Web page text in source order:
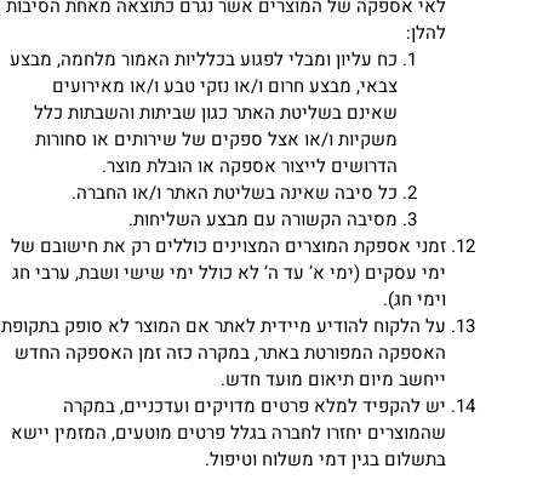
לאי אספקה של המוצרים אשר נגרם כתוצאה מאחת הסיבות
להלן:
כח עליון ומבלי לפגוע בכלליות האמור מלחמה, מבצע
צבאי, מבצע חרום ו/או נזקי טבע ו/או מאירועים
שאינם בשליטת האתר כגון שביתות והשבתות כלל
משקיות ו/או אצל ספקים של שירותים או סחורות
הדרושים לייצור אספקה או הובלת מוצר.
כל סיבה שאינה בשליטת האתר ו/או החברה.
מסיבה הקשורה עם מבצע השליחות.
זמני אספקת המוצרים המצוינים כוללים רק את חישובם של
ימי עסקים (ימי א’ עד ה’ לא כולל ימי שישי ושבת, ערבי חג
וימי חג).
על הלקוח להודיע מיידית לאתר אם המוצר לא סופק בתקופת
האספקה המפורטת באתר, במקרה כזה זמן האספקה החדש
ייחשב מיום תיאום מועד חדש.
יש להקפיד למלא פרטים מדויקים ועדכניים, במקרה
שהמוצרים יחזרו לחברה בגלל פרטים מוטעים, המזמין יישא
בתשלום בגין דמי משלוח וטיפול.